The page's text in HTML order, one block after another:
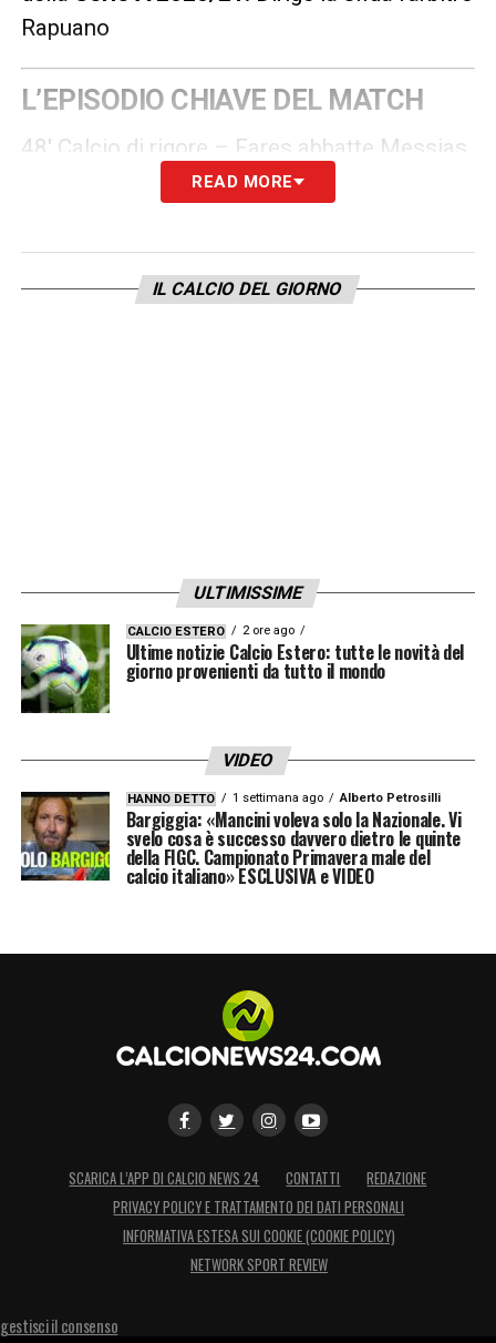
Rapuano
L’EPISODIO CHIAVE DEL MATCH
48′ Calcio di rigore – Fares abbatte Messias
in area di rigore: non ha dubbi l’arbitro che
LA PLAYLIST DELLE NOSTRE TOP NEWS
READ MORE
IL CALCIO DEL GIORNO
ULTIMISSIME
CALCIO ESTERO 2 ore ago
Ultime notizie Calcio Estero: tutte le novità del
giorno provenienti da tutto il mondo
VIDEO
HANNO DETTO 1 settimana ago Alberto Petrosilli
Bargiggia: «Mancini voleva solo la Nazionale. Vi
svelo cosa è successo davvero dietro le quinte
della FIGC. Campionato Primavera male del
calcio italiano» ESCLUSIVA e VIDEO
SCARICA L’APP DI CALCIO NEWS 24 CONTATTI
REDAZIONE
PRIVACY POLICY E TRATTAMENTO DEI DATI PERSONALI
INFORMATIVA ESTESA SUI COOKIE (COOKIE POLICY)
NETWORK SPORT REVIEW
gestisci il consenso